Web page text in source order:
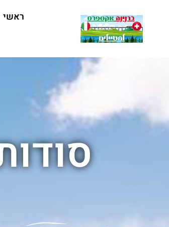
ראשי